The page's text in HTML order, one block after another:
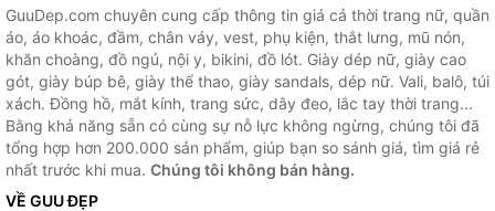
GuuDep.com chuyên cung cấp thông tin giá cả thời trang nữ, quần
áo, áo khoác, đầm, chân váy, vest, phụ kiện, thắt lưng, mũ nón,
khăn choàng, đồ ngủ, nội y, bikini, đồ lót. Giày dép nữ, giày cao
gót, giày búp bê, giày thể thao, giày sandals, dép nữ. Vali, balô, túi
xách. Đồng hồ, mắt kính, trang sức, dây đeo, lắc tay thời trang...
Bằng khả năng sẵn có cùng sự nỗ lực không ngừng, chúng tôi đã
tổng hợp hơn 200.000 sản phẩm, giúp bạn so sánh giá, tìm giá rẻ
nhất trước khi mua. Chúng tôi không bán hàng.
VỀ GUU ĐẸP